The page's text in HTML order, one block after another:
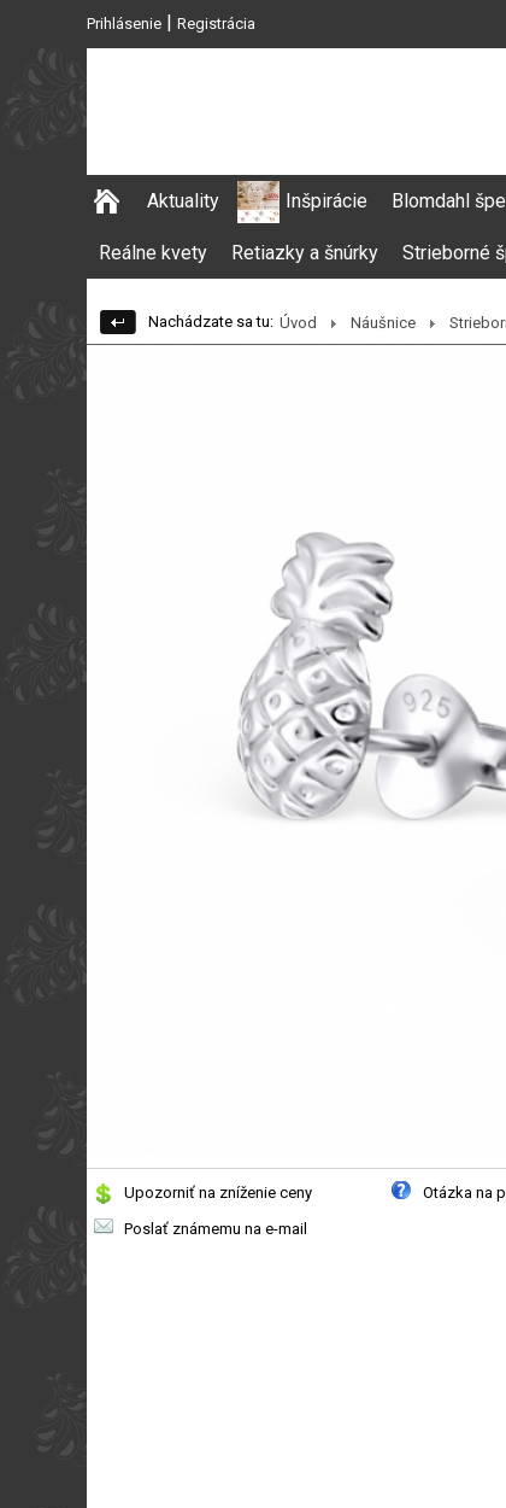
Prihlásenie | Registrácia
Aktuality Inšpirácie Blomdahl
Reálne kvety Retiazky a šnúrky Strieborné
Nachádzate sa tu: Úvod Náušnice
Upozorniť na zníženie ceny
Otázka na
Poslať známemu na e-mail